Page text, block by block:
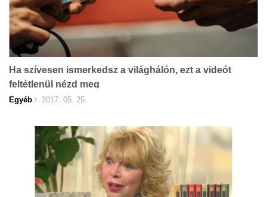
Ha szívesen ismerkedsz a világhálón, ezt a videót
feltétlenül nézd meg
Egyéb 2017. 05. 25.